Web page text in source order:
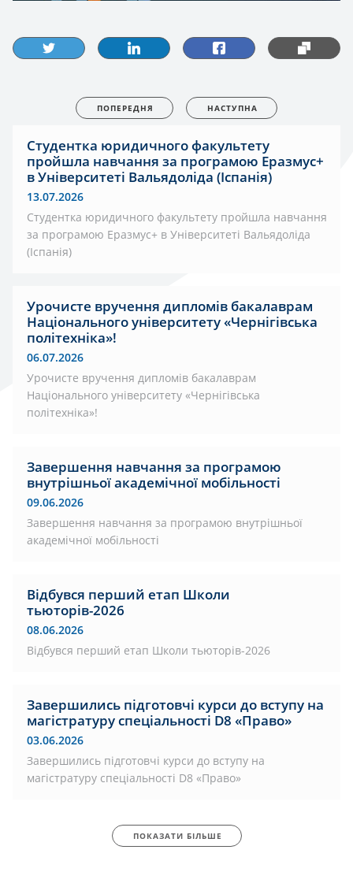
ПОПЕРЕДНЯ НАСТУПНА
Студентка юридичного факультету
пройшла навчання за програмою Еразмус+
в Університеті Вальядоліда (Іспанія)
13.07.2026
Студентка юридичного факультету пройшла навчання
за програмою Еразмус+ в Університеті Вальядоліда
(Іспанія)
Урочисте вручення дипломів бакалаврам
Національного університету «Чернігівська
політехніка»!
06.07.2026
Урочисте вручення дипломів бакалаврам
Національного університету «Чернігівська
політехніка»!
Завершення навчання за програмою
внутрішньої академічної мобільності
09.06.2026
Завершення навчання за програмою внутрішньої
академічної мобільності
Відбувся перший етап Школи
тьюторів-2026
08.06.2026
Відбувся перший етап Школи тьюторів-2026
Завершились підготовчі курси до вступу на
магістратуру спеціальності D8 «Право»
03.06.2026
Завершились підготовчі курси до вступу на
магістратуру спеціальності D8 «Право»
ПОКАЗАТИ БІЛЬШЕ